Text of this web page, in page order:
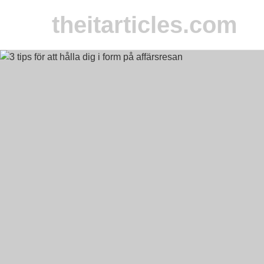
theitarticles.com